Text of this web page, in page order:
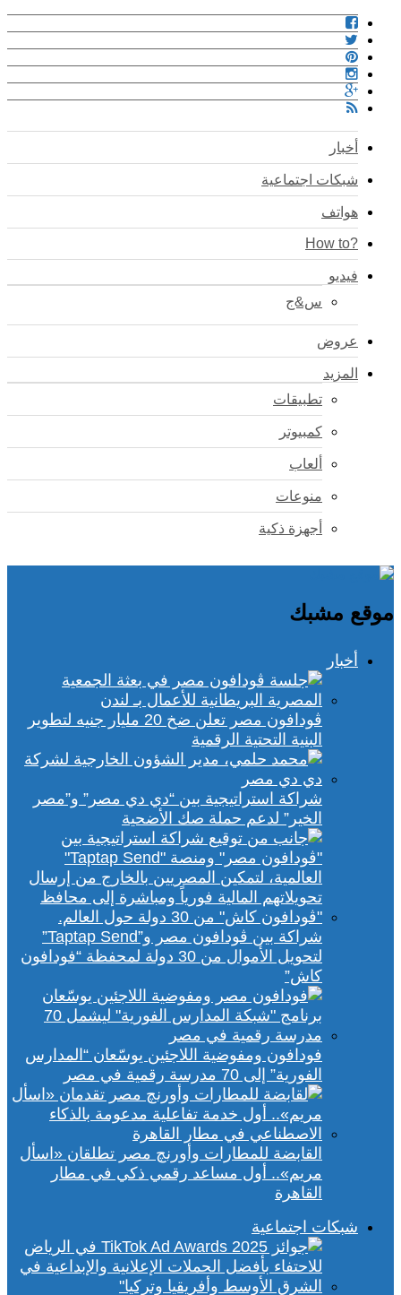
أخبار
شبكات اجتماعية
هواتف
?How to
فيديو
س&ج
عروض
المزيد
تطبيقات
كمبيوتر
ألعاب
منوعات
أجهزة ذكية
موقع مشبك
أخبار
ڤودافون مصر تعلن ضخ 20 مليار جنيه لتطوير
البنية التحتية الرقمية
شراكة استراتيجية بين “دي دي مصر” و”مصر
الخير” لدعم حملة صك الأضحية
شراكة بين ڤودافون مصر و”Taptap Send”
لتحويل الأموال من 30 دولة لمحفظة “فودافون
كاش”
فودافون ومفوضية اللاجئين يوسّعان “المدارس
الفورية” إلى 70 مدرسة رقمية في مصر
القابضة للمطارات وأورنچ مصر تطلقان «اسأل
مريم».. أول مساعد رقمي ذكي في مطار
القاهرة
شبكات اجتماعية